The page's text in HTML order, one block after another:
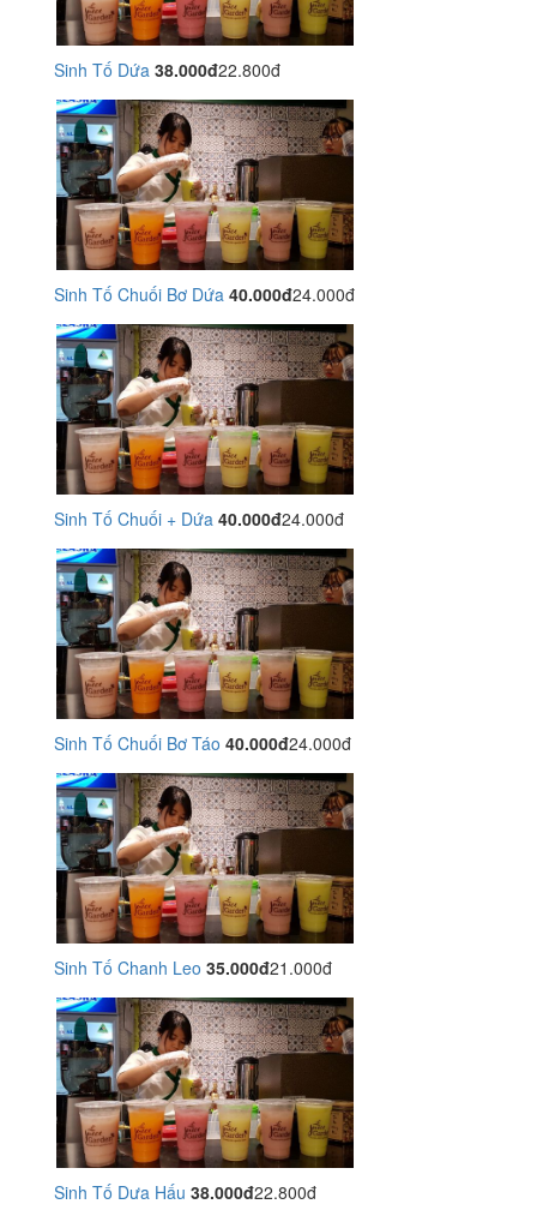
Sinh Tố Dứa 38.000đ22.800đ
Sinh Tố Chuối Bơ Dứa 40.000đ24.000đ
Sinh Tố Chuối + Dứa 40.000đ24.000đ
Sinh Tố Chuối Bơ Táo 40.000đ24.000đ
Sinh Tố Chanh Leo 35.000đ21.000đ
Sinh Tố Dưa Hấu 38.000đ22.800đ